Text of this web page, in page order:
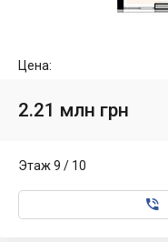
Цена:
2.21 млн грн
Этаж 9 / 10
